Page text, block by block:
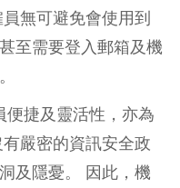
無可避免會使用到
至需要登入郵箱及機
便捷及靈活性，亦為
嚴密的資訊安全政
及隱憂。 因此，機